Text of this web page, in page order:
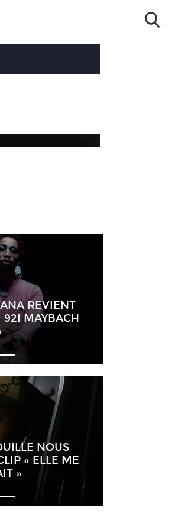
REVIENT
92I MAYBACH
NOUS
« ELLE ME
»